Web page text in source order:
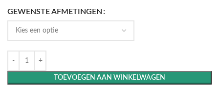
GEWENSTE AFMETINGEN
TOEVOEGEN AAN WINKELWAGEN